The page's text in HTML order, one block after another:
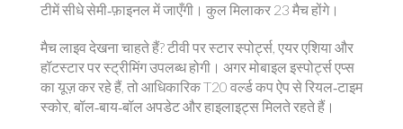
टीमें सीधे सेमी‑फ़ाइनल में जाएँगी। कुल मिलाकर 23 मैच होंगे।
मैच लाइव देखना चाहते हैं? टीवी पर स्टार स्पोर्ट्स, एयर एशिया और
हॉटस्टार पर स्ट्रीमिंग उपलब्ध होगी। अगर मोबाइल इस्पोर्ट्स एप्स
का यूज़ कर रहे हैं, तो आधिकारिक T20 वर्ल्ड कप ऐप से रियल‑टाइम
स्कोर, बॉल‑बाय‑बॉल अपडेट और हाइलाइट्स मिलते रहते हैं।